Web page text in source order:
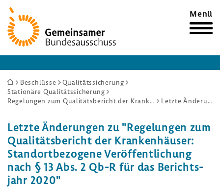
Zur
Startseite
Menü
Sie
sind
hier:
Beschlüsse
Qualitätssicherung
Stationäre Qualitätssicherung
Regelungen zum Qualitätsbericht der Krankenhäuser: Standortbezogene Veröffentlichung nach § 13 Abs. 2 Qb-R für das Berichtsjahr 2020
Letzte Änderungen
Letzte Ände­rungen zu "Rege­lungen zum
Quali­täts­be­richt der Kran­ken­häuser:
Stand­ort­be­zo­gene Veröf­fent­li­chung
nach § 13 Abs. 2 Qb-R für das Berichts­
jahr 2020"